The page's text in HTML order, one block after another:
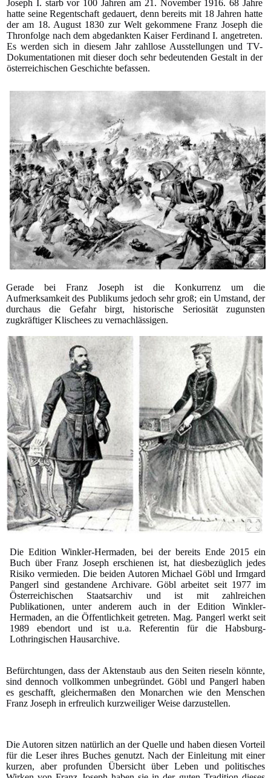
Joseph I. starb vor 100 Jahren am 21. November 1916. 68 Jahre
hatte seine Regentschaft gedauert, denn bereits mit 18 Jahren hatte
der am 18. August 1830 zur Welt gekommene Franz Joseph die
Thronfolge nach dem abgedankten Kaiser Ferdinand I. angetreten.
Es werden sich in diesem Jahr zahllose Ausstellungen und TV-
Dokumentationen mit dieser doch sehr bedeutenden Gestalt in der
österreichischen Geschichte befassen.
Gerade bei Franz Joseph ist die Konkurrenz um die
Aufmerksamkeit des Publikums jedoch sehr groß; ein Umstand, der
durchaus die Gefahr birgt, historische Seriosität zugunsten
zugkräftiger Klischees zu vernachlässigen.
Die Edition Winkler-Hermaden, bei der bereits Ende 2015 ein
Buch über Franz Joseph erschienen ist, hat diesbezüglich jedes
Risiko vermieden. Die beiden Autoren Michael Göbl und Irmgard
Pangerl sind gestandene Archivare. Göbl arbeitet seit 1977 im
Österreichischen Staatsarchiv und ist mit zahlreichen
Publikationen, unter anderem auch in der Edition Winkler-
Hermaden, an die Öffentlichkeit getreten. Mag. Pangerl werkt seit
1989 ebendort und ist u.a. Referentin für die Habsburg-
Lothringischen Hausarchive.
Befürchtungen, dass der Aktenstaub aus den Seiten rieseln könnte,
sind dennoch vollkommen unbegründet. Göbl und Pangerl haben
es geschafft, gleichermaßen den Monarchen wie den Menschen
Franz Joseph in erfreulich kurzweiliger Weise darzustellen.
Die Autoren sitzen natürlich an der Quelle und haben diesen Vorteil
für die Leser ihres Buches genutzt. Nach der Einleitung mit einer
kurzen, aber profunden Übersicht über Leben und politisches